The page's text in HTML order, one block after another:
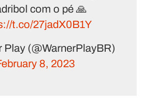
com o pé 🙏
t.co/27jadX0B1Y
(@WarnerPlayBR)
8, 2023